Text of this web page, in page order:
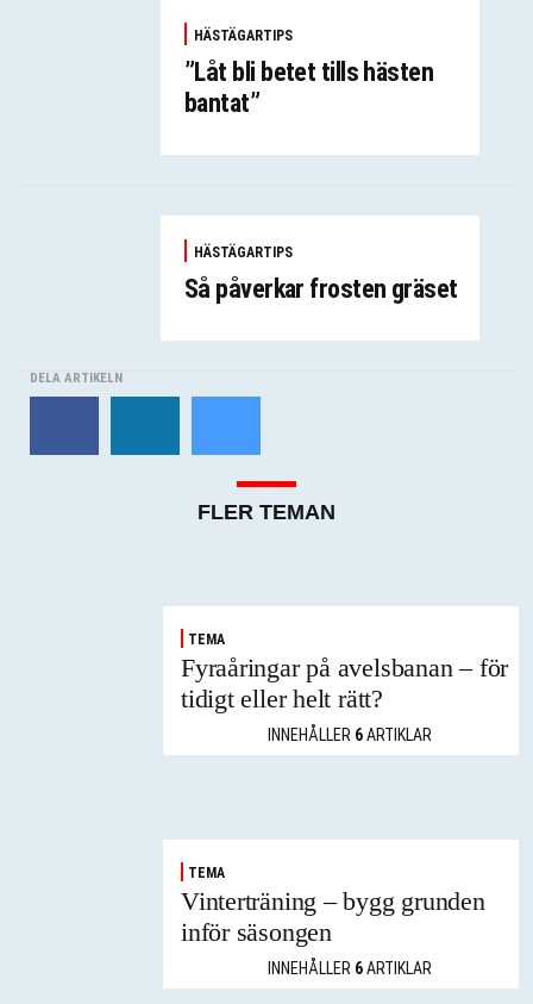
HÄSTÄGARTIPS
”Låt bli betet tills hästen
bantat”
HÄSTÄGARTIPS
Så påverkar frosten gräset
DELA ARTIKELN
FLER TEMAN
TEMA
Fyraåringar på avelsbanan – för
tidigt eller helt rätt?
INNEHÅLLER 6ARTIKLAR
TEMA
Vinterträning – bygg grunden
inför säsongen
INNEHÅLLER 6ARTIKLAR